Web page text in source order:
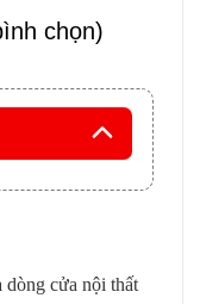
chọn)
dòng cửa nội thất